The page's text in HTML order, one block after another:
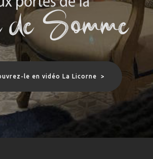
le en vidéo La Licorne >